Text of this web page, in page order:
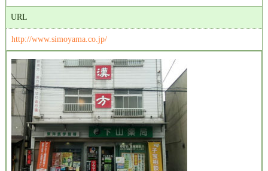
URL
http://www.simoyama.co.jp/